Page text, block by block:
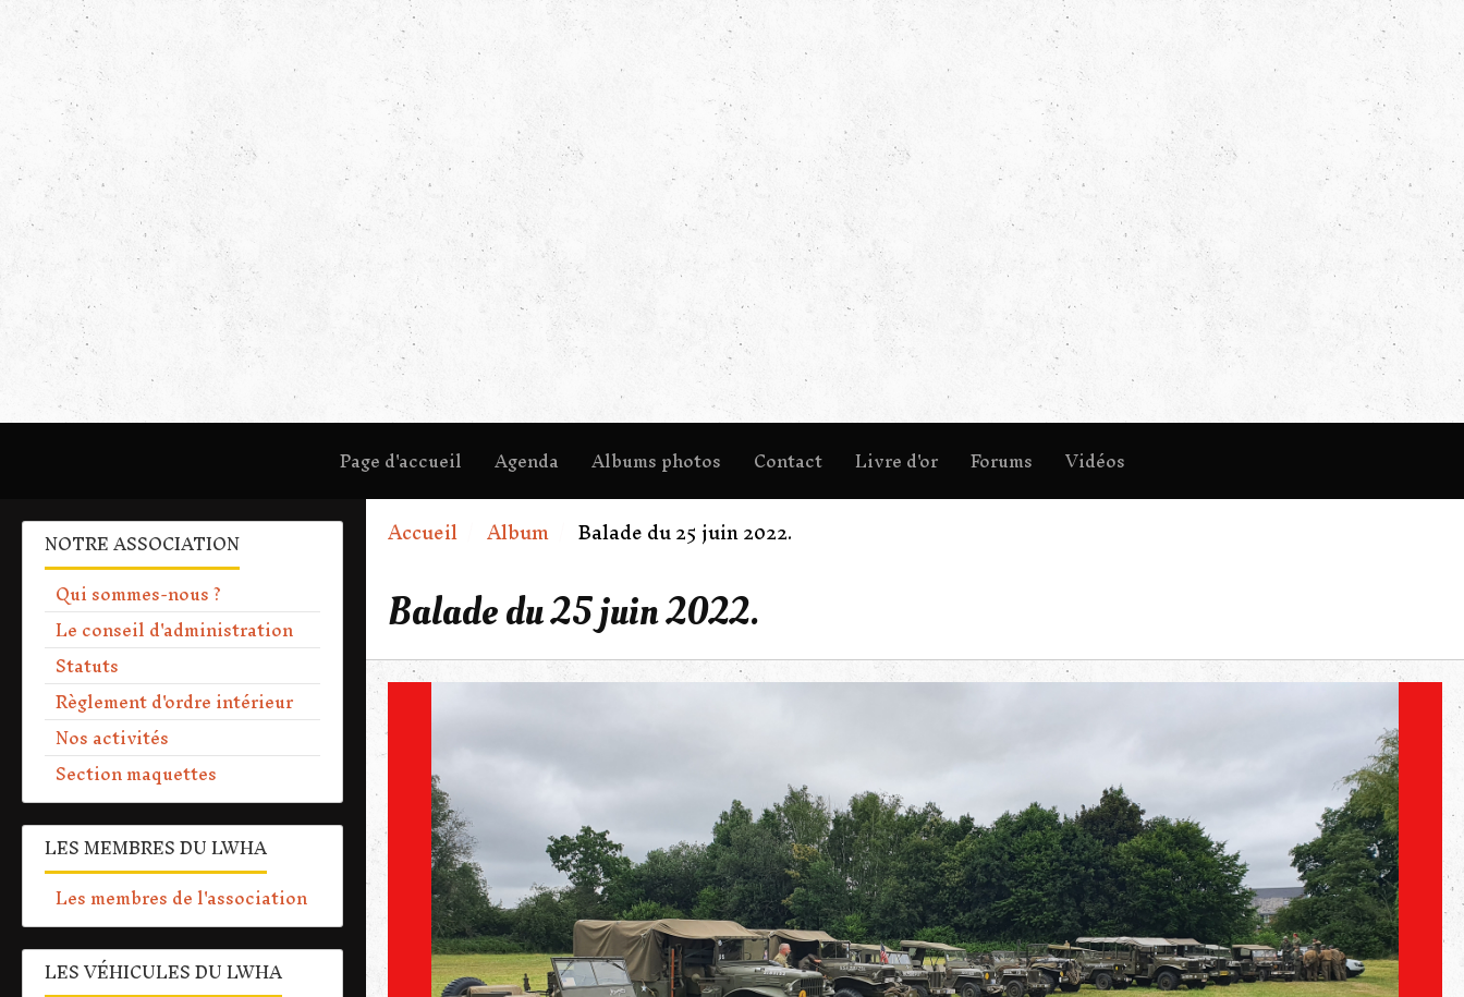
Page d'accueil Agenda Albums photos Contact Livre d'or Forums Vidéos
Accueil Album Balade du 25 juin 2022.
Balade du 25 juin 2022.
NOTRE ASSOCIATION
Qui sommes-nous ?
Le conseil d'administration
Statuts
Règlement d'ordre intérieur
Nos activités
Section maquettes
LES MEMBRES DU LWHA
Les membres de l'association
LES VÉHICULES DU LWHA